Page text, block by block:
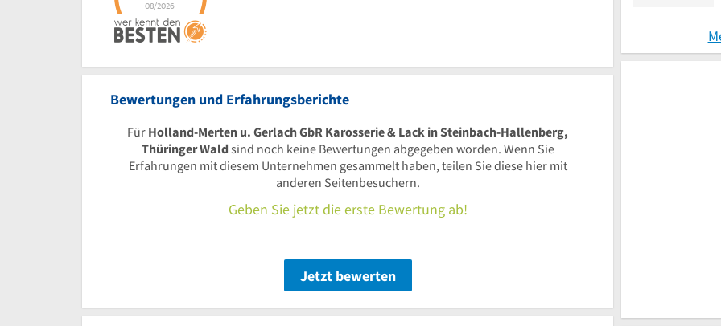
Bewertungen und Erfahrungsberichte
Für Holland-Merten u. Gerlach GbR Karosserie & Lack in Steinbach-Hallenberg,
Thüringer Wald sind noch keine Bewertungen abgegeben worden. Wenn Sie
Erfahrungen mit diesem Unternehmen gesammelt haben, teilen Sie diese hier mit
anderen Seitenbesuchern.
Geben Sie jetzt die erste Bewertung ab!
Jetzt bewerten